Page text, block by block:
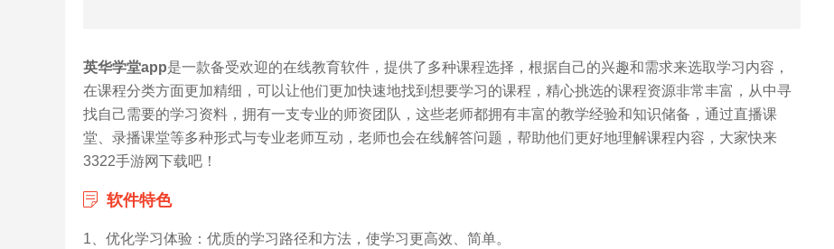
英华学堂app是一款备受欢迎的在线教育软件，提供了多种课程选择，根据自己的兴趣和需求来选取学习内容，
在课程分类方面更加精细，可以让他们更加快速地找到想要学习的课程，精心挑选的课程资源非常丰富，从中寻
找自己需要的学习资料，拥有一支专业的师资团队，这些老师都拥有丰富的教学经验和知识储备，通过直播课
堂、录播课堂等多种形式与专业老师互动，老师也会在线解答问题，帮助他们更好地理解课程内容，大家快来
3322手游网下载吧！
软件特色
1、优化学习体验：优质的学习路径和方法，使学习更高效、简单。